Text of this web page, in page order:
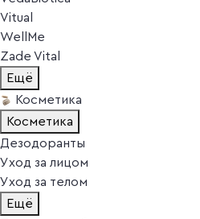
Vitual
WellMe
Zade Vital
Ещё
Косметика
Косметика
Дезодоранты
Уход за лицом
Уход за телом
Ещё